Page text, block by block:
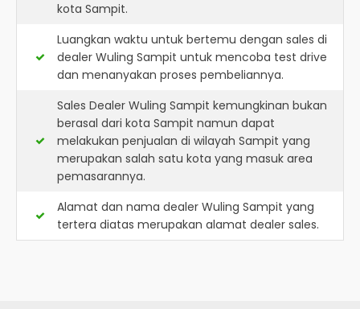
kota Sampit.
Luangkan waktu untuk bertemu dengan sales di
dealer Wuling Sampit untuk mencoba test drive
dan menanyakan proses pembeliannya.
Sales Dealer Wuling Sampit kemungkinan bukan
berasal dari kota Sampit namun dapat
melakukan penjualan di wilayah Sampit yang
merupakan salah satu kota yang masuk area
pemasarannya.
Alamat dan nama dealer Wuling Sampit yang
tertera diatas merupakan alamat dealer sales.